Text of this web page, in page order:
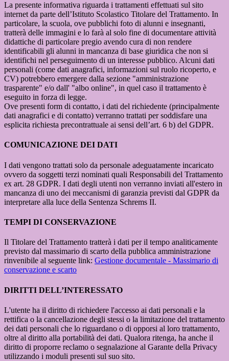
La presente informativa riguarda i trattamenti effettuati sul sito
internet da parte dell’Istituto Scolastico Titolare del Trattamento. In
particolare, la scuola, ove pubblichi foto di alunni e insegnanti,
tratterà delle immagini e lo farà al solo fine di documentare attività
didattiche di particolare pregio avendo cura di non rendere
identificabili gli alunni in mancanza di base giuridica che non si
identifichi nel perseguimento di un interesse pubblico. Alcuni dati
personali (come dati anagrafici, informazioni sul ruolo ricoperto, e
CV) potrebbero emergere dalla sezione "amministrazione
trasparente" e/o dall' "albo online", in quel caso il trattamento è
eseguito in forza di legge.
Ove presenti form di contatto, i dati del richiedente (principalmente
dati anagrafici e di contatto) verranno trattati per soddisfare una
esplicita richiesta precontrattuale ai sensi dell’art. 6 b) del GDPR.
COMUNICAZIONE DEI DATI
I dati vengono trattati solo da personale adeguatamente incaricato
ovvero da soggetti terzi nominati quali Responsabili del Trattamento
ex art. 28 GDPR. I dati degli utenti non verranno inviati all'estero in
mancanza di uno dei meccanismi di garanzia previsti dal GDPR da
interpretare alla luce della Sentenza Schrems II.
TEMPI DI CONSERVAZIONE
Il Titolare del Trattamento tratterà i dati per il tempo analiticamente
previsto dal massimario di scarto della pubblica amministrazione
rinvenibile al seguente link: Gestione documentale - Massimario di
conservazione e scarto
DIRITTI DELL’INTERESSATO
L'utente ha il diritto di richiedere l'accesso ai dati personali e la
rettifica o la cancellazione degli stessi o la limitazione del trattamento
dei dati personali che lo riguardano o di opporsi al loro trattamento,
oltre al diritto alla portabilità dei dati. Qualora ritenga, ha anche il
diritto di proporre reclamo o segnalazione al Garante della Privacy
utilizzando i moduli presenti sul suo sito.